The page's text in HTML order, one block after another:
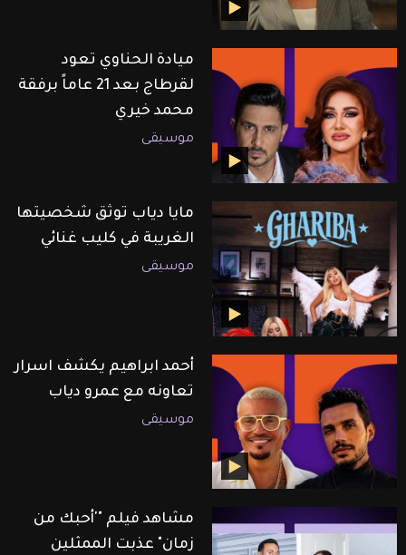
ميادة الحناوي تعود
لقرطاج بعد 21 عاماً برفقة
محمد خيري
موسيقى
مايا دياب توثق شخصيتها
الغريبة في كليب غنائي
موسيقى
أحمد ابراهيم يكشف اسرار
تعاونه مع عمرو دياب
موسيقى
مشاهد فيلم "'أحبك من
زمان" عذبت الممثلين